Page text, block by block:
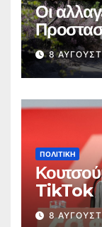
Οι
8
ΠΟΛΙΤΙΚΉ
TikTok
8